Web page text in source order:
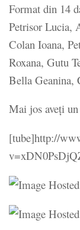
Format din 14
Petrisor Lucia,
Colan Ioana,
Roxana, Gutu
Bella Geanina,
Mai jos aveți
[tube]http://